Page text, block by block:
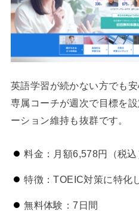
英語学習が続かない方でも
専属コーチが週次で目標を
ーション維持も抜群です。
料金：月額6,578円（税込
特徴：TOEIC対策に特化
無料体験：7日間